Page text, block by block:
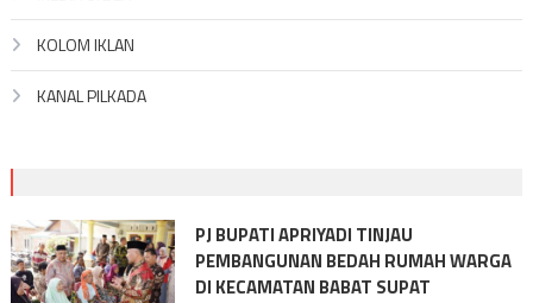
KOLOM IKLAN
KANAL PILKADA
PJ BUPATI APRIYADI TINJAU
PEMBANGUNAN BEDAH RUMAH WARGA
DI KECAMATAN BABAT SUPAT